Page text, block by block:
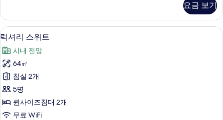
모
두
보
기
셜
스
위
트
자
세
히
보
기
요금 보기
럭
셔
리
스
위
트
사
럭셔리 스위트 | 무료 WiFi, 각각 다른
12
럭셔리 스위트
시내 전망
64㎡
침실 2개
5명
퀸사이즈침대 2개
무료 WiFi